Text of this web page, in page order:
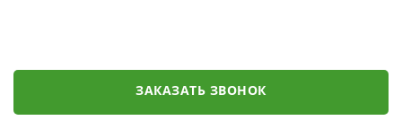
ЗАКАЗАТЬ ЗВОНОК